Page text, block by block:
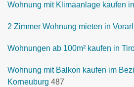
Wohnung mit Klimaanlage kaufen
2 Zimmer Wohnung mieten in
Wohnungen ab 100m² kaufen in
Wohnung mit Balkon kaufen im
Korneuburg 487